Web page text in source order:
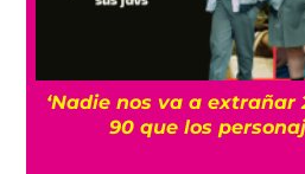
‘Nadie nos va a extrañar
90 que los